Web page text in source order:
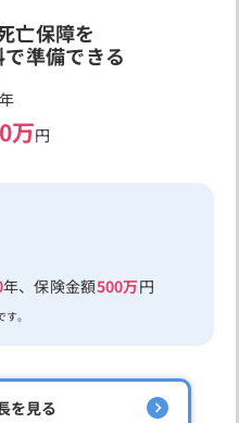
亡保障を
準備できる
年
万円
年、保険金額500万円
。
を見る